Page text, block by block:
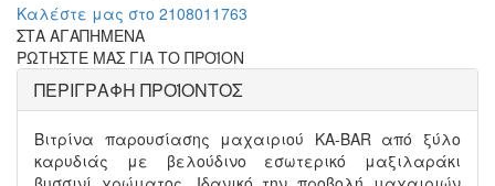
Καλέστε μας στο 2108011763
ΣΤΑ ΑΓΑΠΗΜΕΝΑ
ΡΩΤΗΣΤΕ ΜΑΣ ΓΙΑ ΤΟ ΠΡΟΪΟΝ
ΠΕΡΙΓΡΑΦΗ ΠΡΟΪΟΝΤΟΣ
Βιτρίνα παρουσίασης μαχαιριού KA-BAR από ξύλο
καρυδιάς με βελούδινο εσωτερικό μαξιλαράκι